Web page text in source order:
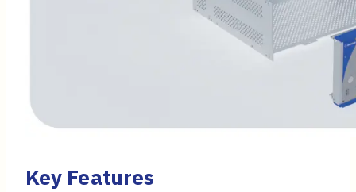
Key Features